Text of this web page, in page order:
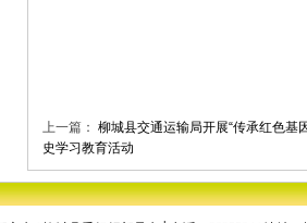
上一篇： 柳城县交通运输局开展“传承红色基
史学习教育活动